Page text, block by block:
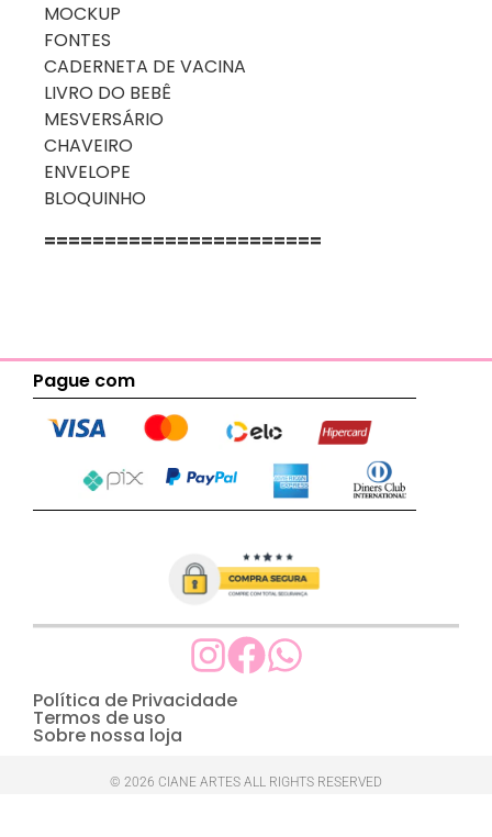
MOCKUP
FONTES
CADERNETA DE VACINA
LIVRO DO BEBÊ
MESVERSÁRIO
CHAVEIRO
ENVELOPE
BLOQUINHO
=======================
Pague com
Política de Privacidade
Termos de uso
Sobre nossa loja
© 2026 CIANE ARTES ALL RIGHTS RESERVED